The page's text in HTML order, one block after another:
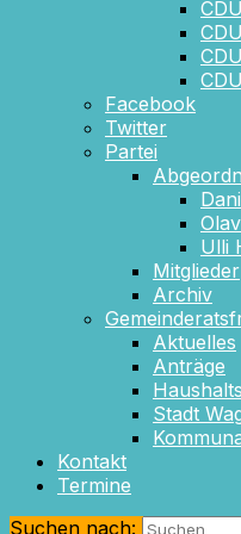
Facebook
Twitter
Partei
Ulli
Mitglieder
Archiv
Aktuelles
Anträge
Stadt
Kontakt
Termine
Suchen nach: